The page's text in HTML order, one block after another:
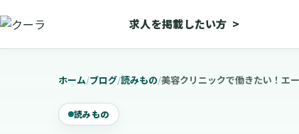
求人を掲載したい方 >
ホーム/ブログ/読みもの/美容クリニックで働きたい！エ
読みもの